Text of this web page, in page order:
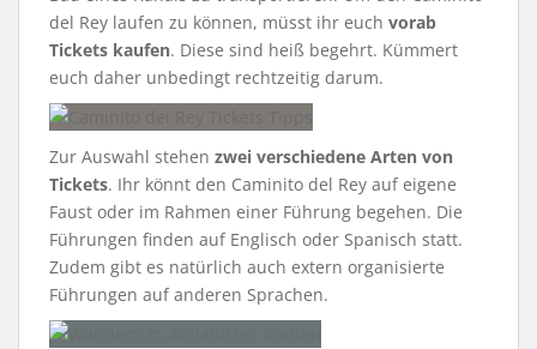
del Rey laufen zu können, müsst ihr euch vorab
Tickets kaufen. Diese sind heiß begehrt. Kümmert
euch daher unbedingt rechtzeitig darum.
Zur Auswahl stehen zwei verschiedene Arten von
Tickets. Ihr könnt den Caminito del Rey auf eigene
Faust oder im Rahmen einer Führung begehen. Die
Führungen finden auf Englisch oder Spanisch statt.
Zudem gibt es natürlich auch extern organisierte
Führungen auf anderen Sprachen.